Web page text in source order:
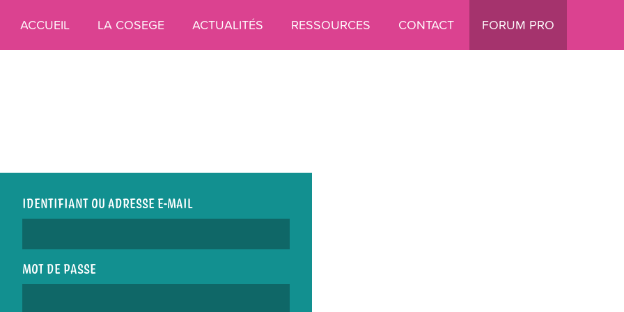
ACCUEIL LA COSEGE ACTUALITÉS RESSOURCES CONTACT FORUM PRO
IDENTIFIANT OU ADRESSE E-MAIL
MOT DE PASSE